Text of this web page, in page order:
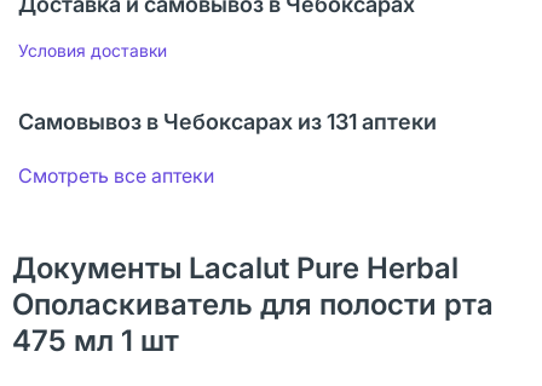
Условия доставки
Самовывоз в Чебоксарах из 131 аптеки
Смотреть все аптеки
Документы Lacalut Рure Herbal
Ополаскиватель для полости рта
475 мл 1 шт